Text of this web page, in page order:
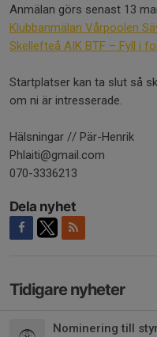
Anmälan görs senast 13
Klubbanmälan Vårpoolen
Skellefteå AIK BTF – Fyll i
Startplatser kan ta slut så
om ni är intresserade.
Hälsningar // Pär-Henrik
Phlaiti@gmail.com
070-3336213
Dela nyhet
Tidigare nyheter
Nominering till